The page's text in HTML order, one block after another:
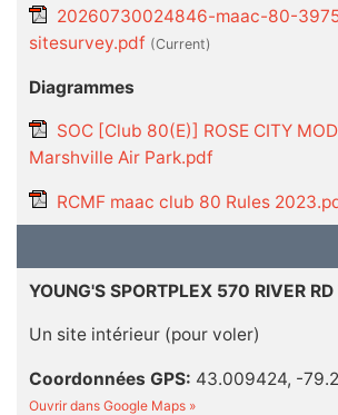
20260730024846-maac-80-
sitesurvey.pdf (current)
Diagrammes
SOC [Club 80(E)] ROSE CITY
Marshville Air Park.pdf
RCMF maac club 80 Rules
YOUNG'S SPORTPLEX 570 RIVER
Un site intérieur (pour voler)
Coordonnées GPS: 43.009424, -
Ouvrir dans Google Maps »